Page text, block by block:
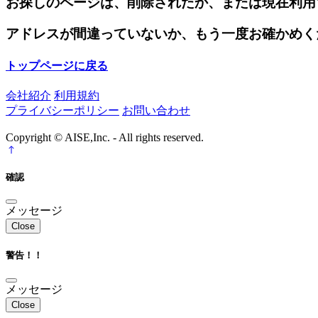
アドレスが間違っていないか、もう一度お確かめ
トップページに戻る
会社紹介 利用規約
プライバシーポリシー お問い合わせ
Copyright © AISE,Inc. - All rights reserved.
確認
メッセージ
Close
警告！！
メッセージ
Close